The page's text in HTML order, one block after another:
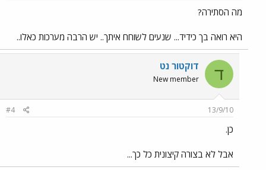
מה הסתירה?
היא רואה בך כידיד... שנעים לשוחח איתך.. יש הרבה מערכות כאלו..
ד דוקטור נט
New member
13/9/10
#4
כן.
אבל לא בצורה קיצונית כל כך...